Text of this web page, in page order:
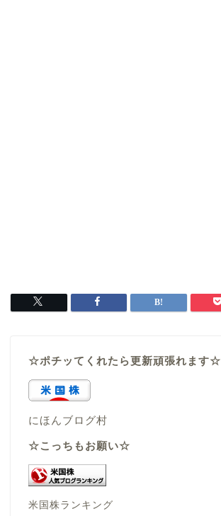
☆ポチッてくれたら更新頑張れます☆
にほんブログ村
☆こっちもお願い☆
米国株ランキング